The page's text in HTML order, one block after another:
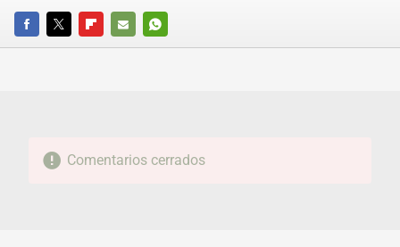
FACEBOOKTWITTERFLIPBOARD
E-
WHATSAPP
Comentarios cerrados